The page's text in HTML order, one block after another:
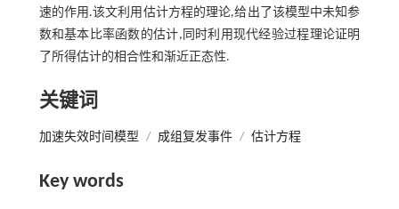
速的作用.该文利用估计方程的理论,给出了该模型中未知参
数和基本比率函数的估计,同时利用现代经验过程理论证明
了所得估计的相合性和渐近正态性.
关键词
加速失效时间模型 / 成组复发事件 / 估计方程
Key words